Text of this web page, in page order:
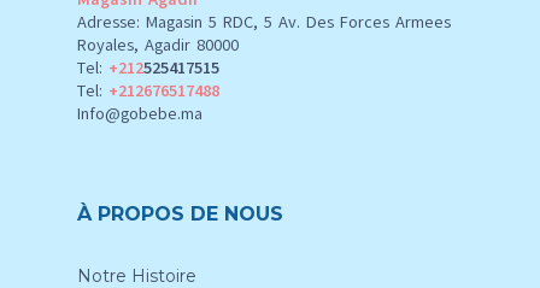
Adresse: Magasin 5 RDC, 5 Av. Des Forces Armees
Royales, Agadir 80000
Tel: +212525417515
Tel: +212676517488
Info@gobebe.ma
À PROPOS DE NOUS
Notre Histoire